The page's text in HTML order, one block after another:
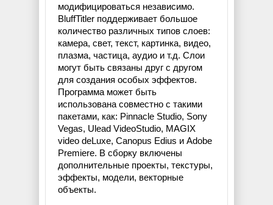
модифицироваться независимо.
BluffTitler поддерживает большое
количество различных типов слоев:
камера, свет, текст, картинка, видео,
плазма, частица, аудио и т.д. Слои
могут быть связаны друг с другом
для создания особых эффектов.
Программа может быть
использована совместно с такими
пакетами, как: Pinnacle Studio, Sony
Vegas, Ulead VideoStudio, MAGIX
video deLuxe, Canopus Edius и Adobe
Premiere. В сборку включены
дополнительные проекты, текстуры,
эффекты, модели, векторные
объекты.